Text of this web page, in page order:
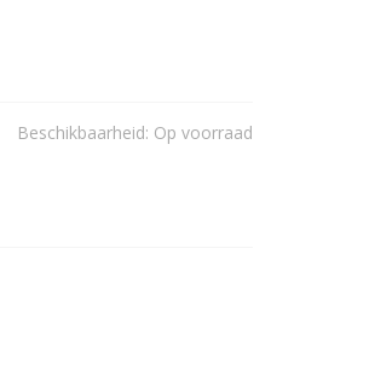
Beschikbaarheid: Op voorraad